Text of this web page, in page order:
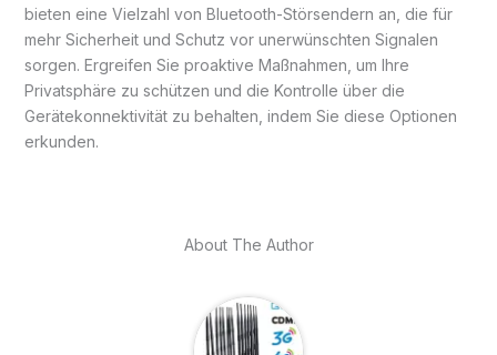
bieten eine Vielzahl von Bluetooth-Störsendern an, die für
mehr Sicherheit und Schutz vor unerwünschten Signalen
sorgen. Ergreifen Sie proaktive Maßnahmen, um Ihre
Privatsphäre zu schützen und die Kontrolle über die
Gerätekonnektivität zu behalten, indem Sie diese Optionen
erkunden.
About The Author